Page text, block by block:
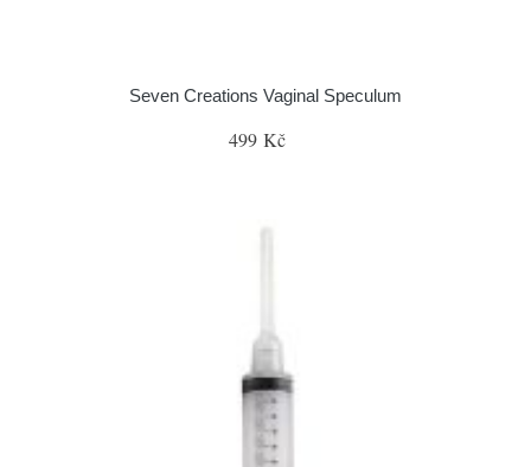
Seven Creations Vaginal Speculum
499 Kč